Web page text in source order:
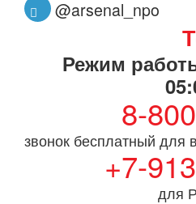
@arsenal_npo
Режим
8-
звонок бесплатный для
+7-
для